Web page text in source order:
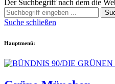
Der Suchbegriff nach dem die
Suche schließen
Hauptmenü: